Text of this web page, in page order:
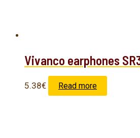
Vivanco earphones
5.38€ Read more